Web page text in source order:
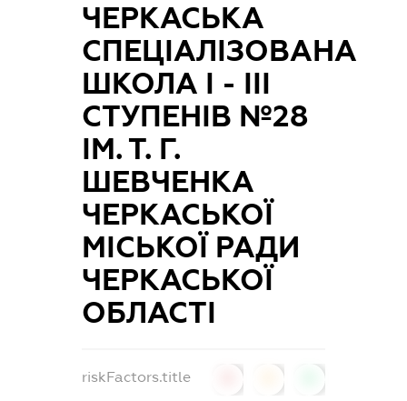
ЧЕРКАСЬКА
СПЕЦІАЛІЗОВАНА
ШКОЛА І - ІІІ
СТУПЕНІВ №28
ІМ. Т. Г.
ШЕВЧЕНКА
ЧЕРКАСЬКОЇ
МІСЬКОЇ РАДИ
ЧЕРКАСЬКОЇ
ОБЛАСТІ
riskFactors.title